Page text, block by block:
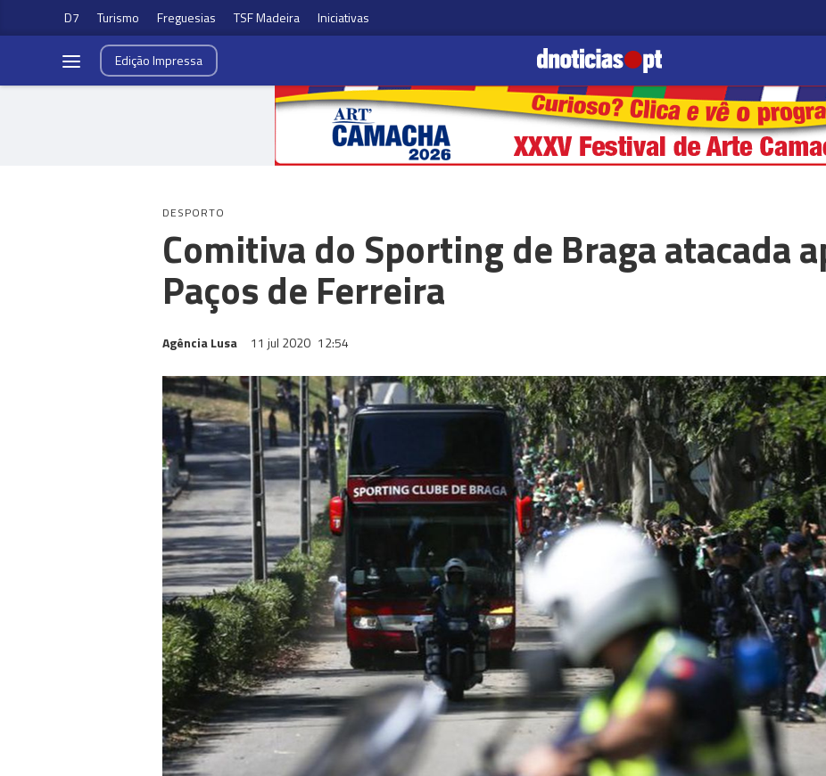
D7 Turismo Freguesias TSF Madeira Iniciativas
EdiçãoImpressa
DESPORTO
Comitiva do Sporting de Braga atacada
Paços de Ferreira
Agência Lusa 11 jul 2020 12:54